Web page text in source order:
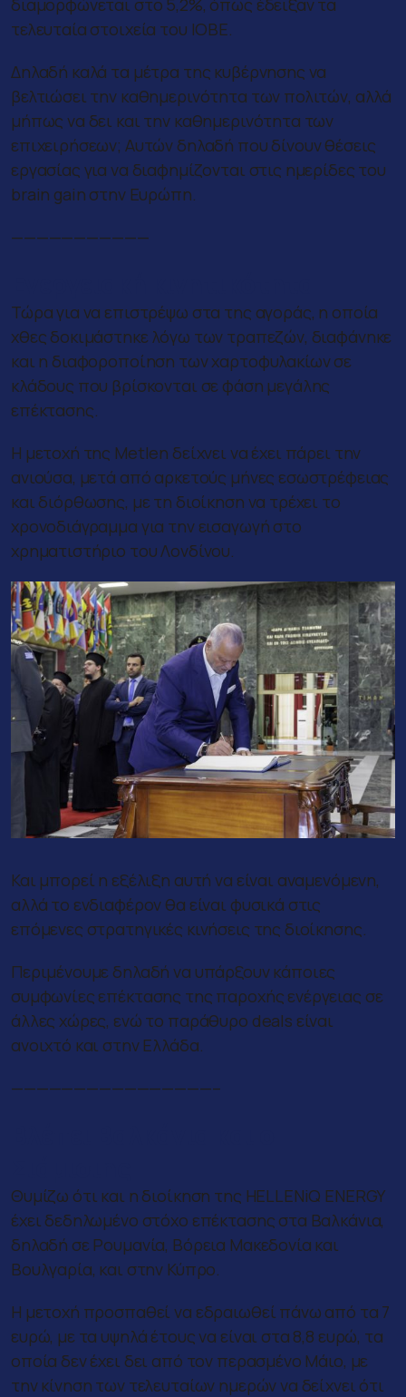
διαμορφώνεται στο 5,2%, όπως έδειξαν τα
τελευταία στοιχεία του ΙΟΒΕ.
Δηλαδή καλά τα μέτρα της κυβέρνησης να
βελτιώσει την καθημερινότητα των πολιτών, αλλά
μήπως να δει και την καθημερινότητα των
επιχειρήσεων; Αυτών δηλαδή που δίνουν θέσεις
εργασίας για να διαφημίζονται στις ημερίδες του
brain gain στην Ευρώπη.
———————————
Τώρα για να επιστρέψω στα της αγοράς, η οποία
χθες δοκιμάστηκε λόγω των τραπεζών, διαφάνηκε
και η διαφοροποίηση των χαρτοφυλακίων σε
κλάδους που βρίσκονται σε φάση μεγάλης
επέκτασης.
Η μετοχή της Metlen δείχνει να έχει πάρει την
ανιούσα, μετά από αρκετούς μήνες εσωστρέφειας
και διόρθωσης, με τη διοίκηση να τρέχει το
χρονοδιάγραμμα για την εισαγωγή στο
χρηματιστήριο του Λονδίνου.
Και μπορεί η εξέλιξη αυτή να είναι αναμενόμενη,
αλλά το ενδιαφέρον θα είναι φυσικά στις
επόμενες στρατηγικές κινήσεις της διοίκησης.
Περιμένουμε δηλαδή να υπάρξουν κάποιες
συμφωνίες επέκτασης της παροχής ενέργειας σε
άλλες χώρες, ενώ το παράθυρο deals είναι
ανοιχτό και στην Ελλάδα.
————————————————–
Θυμίζω ότι και η διοίκηση της HELLENiQ ENERGY
έχει δεδηλωμένο στόχο επέκτασης στα Βαλκάνια,
δηλαδή σε Ρουμανία, Βόρεια Μακεδονία και
Βουλγαρία, και στην Κύπρο.
Η μετοχή προσπαθεί να εδραιωθεί πάνω από τα 7
ευρώ, με τα υψηλά έτους να είναι στα 8,8 ευρώ, τα
οποία δεν έχει δει από τον περασμένο Μάιο, με
την κίνηση των τελευταίων ημερών να δείχνει ότι